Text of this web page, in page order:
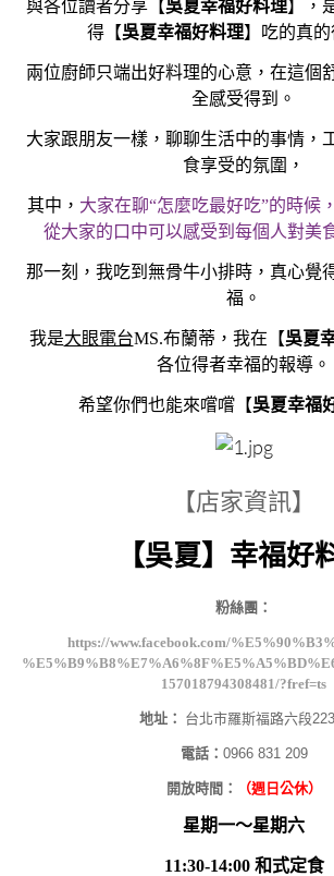
與各位讀者分享 【吳夏幸福好料理】，
得【吳夏幸福好料理】吃的真的
兩位廚師只端出好料理的心意，在這個
全感受得到。
大家跟朋友一樣，聊聊生活中的事情，
食享受的氛圍，
其中， 大家在聊“怎麼吃最好吃”的時候
從大家的口中可以感受到每個人對美
那一刻，我吃到無骨牛小排時，真心覺
福。
我是大眼電台MS.布蘭蒂，我在【吳夏
各位得者幸福的報導。
希望你們也能來嚐嚐【吳夏幸福
【店家資訊】
【吳夏】幸福好
粉絲團：
https://www.facebook.com/
157018794308481/?fref=ts
地址： 台北市羅斯福路六段
電話： 0966 831 209
開放時間： （週日公休）
星期一～星期六
11:30-14:00 和式定食